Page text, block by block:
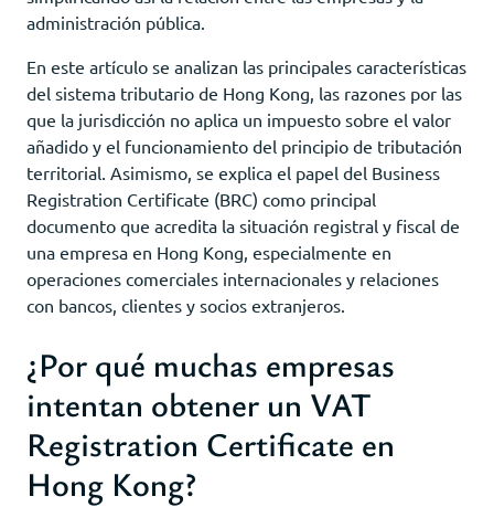
administración pública.
En este artículo se analizan las principales características
del sistema tributario de Hong Kong, las razones por las
que la jurisdicción no aplica un impuesto sobre el valor
añadido y el funcionamiento del principio de tributación
territorial. Asimismo, se explica el papel del Business
Registration Certificate (BRC) como principal
documento que acredita la situación registral y fiscal de
una empresa en Hong Kong, especialmente en
operaciones comerciales internacionales y relaciones
con bancos, clientes y socios extranjeros.
¿Por qué muchas empresas
intentan obtener un VAT
Registration Certificate en
Hong Kong?